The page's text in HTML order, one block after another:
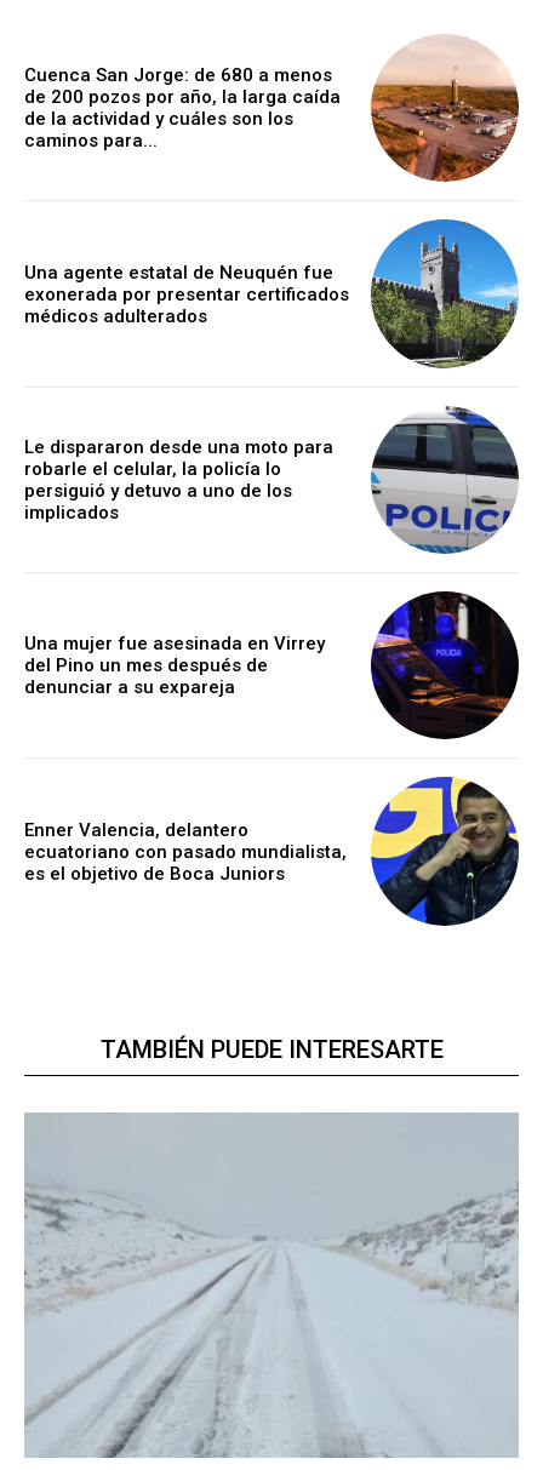
Cuenca San Jorge: de 680 a menos
de 200 pozos por año, la larga caída
de la actividad y cuáles son los
caminos para...
Una agente estatal de Neuquén fue
exonerada por presentar certificados
médicos adulterados
Le dispararon desde una moto para
robarle el celular, la policía lo
persiguió y detuvo a uno de los
implicados
Una mujer fue asesinada en Virrey
del Pino un mes después de
denunciar a su expareja
Enner Valencia, delantero
ecuatoriano con pasado mundialista,
es el objetivo de Boca Juniors
TAMBIÉN PUEDE INTERESARTE